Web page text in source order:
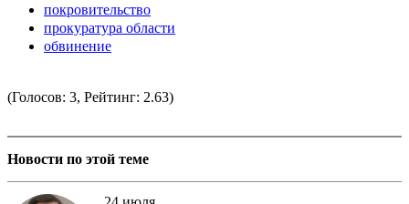
покровительство
прокуратура области
обвинение
(Голосов: 3, Рейтинг: 2.63)
Новости по этой теме